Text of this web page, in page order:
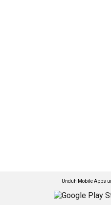
Unduh Mobile Apps